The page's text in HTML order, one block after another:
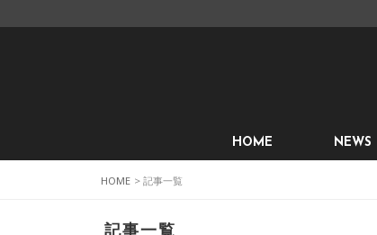
HOME NEWS
HOME > 記事一覧
記事一覧